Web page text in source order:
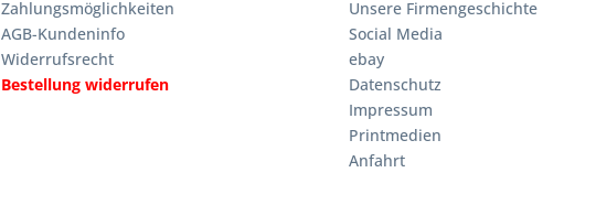
Zahlungsmöglichkeiten
AGB-Kundeninfo
Widerrufsrecht
Bestellung widerrufen
Unsere Firmengeschichte
Social Media
ebay
Datenschutz
Impressum
Printmedien
Anfahrt